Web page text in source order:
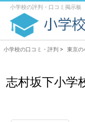
小学校の評判・口コミ掲示板
小学校の口コミ・評判 > 東京の
志村坂下小学